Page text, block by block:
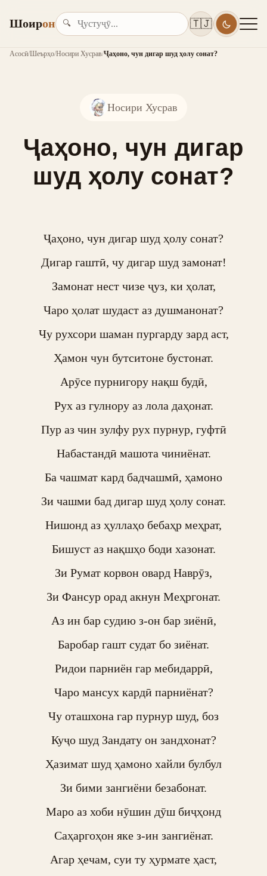
Шоирон 🔍 🇹🇯
Асосӣ/Шеърҳо/Носири Хусрав/Ҷаҳоно, чун дигар шуд ҳолу сонат?
Носири Хусрав
Ҷаҳоно, чун дигар
шуд ҳолу сонат?
Ҷаҳоно, чун дигар шуд ҳолу сонат?
Дигар гаштӣ, чу дигар шуд замонат!
Замонат нест чизе ҷуз, ки ҳолат,
Чаро ҳолат шудаст аз душманонат?
Чу рухсори шаман пургарду зард аст,
Ҳамон чун бутситоне бустонат.
Арӯсе пурнигору нақш будӣ,
Рух аз гулнору аз лола даҳонат.
Пур аз чин зулфу рух пурнур, гуфтӣ
Набастандӣ машота чиниёнат.
Ба чашмат кард бадчашмӣ, ҳамоно
Зи чашми бад дигар шуд ҳолу сонат.
Нишонд аз ҳуллаҳо бебаҳр меҳрат,
Бишуст аз нақшҳо боди хазонат.
Зи Румат корвон овард Наврӯз,
Зи Фансур орад акнун Меҳргонат.
Аз ин бар судию з-он бар зиёнӣ,
Баробар гашт судат бо зиёнат.
Ридои парниён гар мебидаррӣ,
Чаро мансух кардӣ парниёнат?
Чу оташхона гар пурнур шуд, боз
Куҷо шуд Зандату он зандхонат?
Ҳазимат шуд ҳамоно хайли булбул
Зи бими зангиёни безабонат.
Маро аз хоби нӯшин дӯш биҷҳонд
Саҳаргоҳон яке з-ин зангиёнат.
Агар ҳечам, суи ту ҳурмате ҳаст,